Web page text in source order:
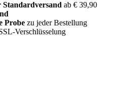
Standardversand ab € 39,90
Probe zu jeder Bestellung
Verschlüsselung